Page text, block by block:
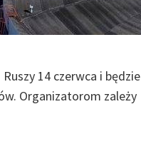
14 czerwca i będzie
Organizatorom zależy